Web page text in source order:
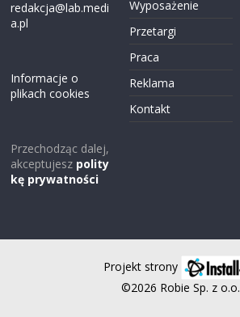
redakcja@lab.medi
a.pl
Informacje o
plikach cookies
Przechodząc dalej,
akceptujesz polity
kę prywatności
Wyposażenie
Przetargi
Praca
Reklama
Kontakt
Projekt strony
©2026 Robie Sp. z o.o.